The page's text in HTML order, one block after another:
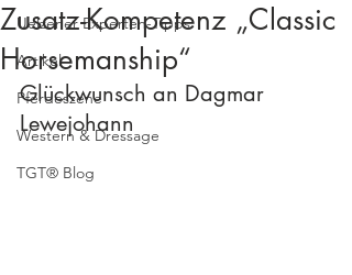
Uelzener Experten-Tipps
Artikel
Pferdeszene
Western & Dressage
TGT® Blog
Zusatz-Kompetenz „Classic
Horsemanship“
Glückwunsch an Dagmar
Lewejohann